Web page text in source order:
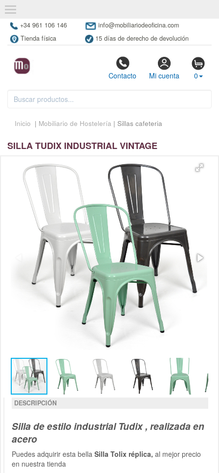
+34 961 106 146
info@mobiliariodeoficina.com
Tienda física
15 días de derecho de devolución
Contacto Mi cuenta 0
Inicio | Mobiliario de Hostelería | Sillas cafeteria
SILLA TUDIX INDUSTRIAL VINTAGE
DESCRIPCIÓN
Silla de estilo industrial Tudix , realizada en
acero
Puedes adquirir esta bella Silla Tolix réplica, al mejor precio
en nuestra tienda